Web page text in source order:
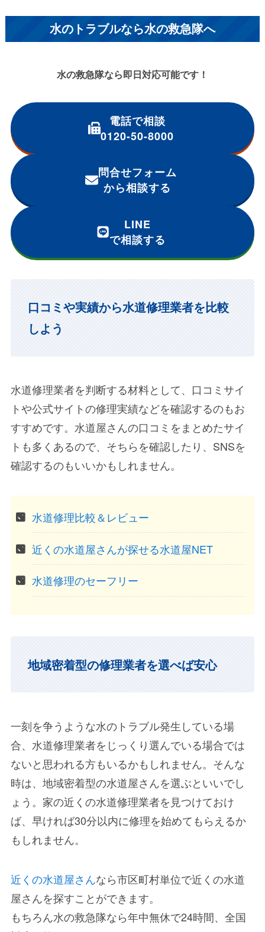
水のトラブルなら水の救急隊へ
水の救急隊なら即日対応可能です！
電話で相談
0120-50-8000
問合せフォーム
から相談する
LINE
で相談する
口コミや実績から水道修理業者を比較
しよう
水道修理業者を判断する材料として、口コミサイ
トや公式サイトの修理実績などを確認するのもお
すすめです。水道屋さんの口コミをまとめたサイ
トも多くあるので、そちらを確認したり、SNSを
確認するのもいいかもしれません。
水道修理比較＆レビュー
近くの水道屋さんが探せる水道屋NET
水道修理のセーフリー
地域密着型の修理業者を選べば安心
一刻を争うような水のトラブル発生している場
合、水道修理業者をじっくり選んでいる場合では
ないと思われる方もいるかもしれません。そんな
時は、地域密着型の水道屋さんを選ぶといいでし
ょう。家の近くの水道修理業者を見つけておけ
ば、早ければ30分以内に修理を始めてもらえるか
もしれません。
近くの水道屋さんなら市区町村単位で近くの水道
屋さんを探すことができます。
もちろん水の救急隊なら年中無休で24時間、全国